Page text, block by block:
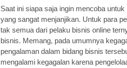
Saat ini siapa saja ingin mencoba
yang sangat menjanjikan. Untuk para
tak semua dari pelaku bisnis online
bisnis. Memang, pada umumnya
pengalaman dalam bidang bisnis
mengalami kegagalan karena